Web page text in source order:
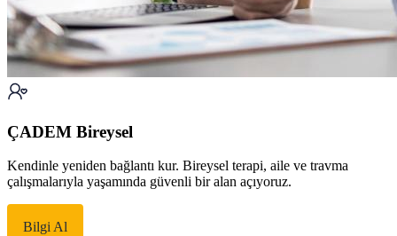
ÇADEM Bireysel
Kendinle yeniden bağlantı kur. Bireysel terapi, aile ve travma
çalışmalarıyla yaşamında güvenli bir alan açıyoruz.
Bilgi Al